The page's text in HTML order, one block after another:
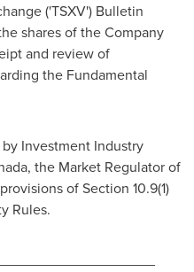
('TSXV') Bulletin
shares of the Company
and review of
the Fundamental
Investment Industry
, the Market Regulator of
of Section 10.9(1)
Rules.